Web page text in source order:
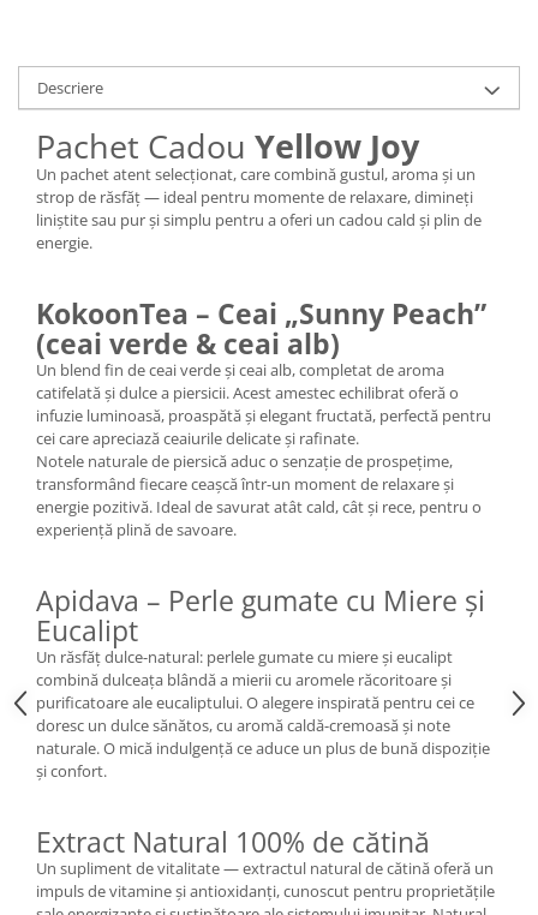
Descriere
Pachet Cadou Yellow Joy
Un pachet atent selecționat, care combină gustul, aroma și un
strop de răsfăț — ideal pentru momente de relaxare, dimineți
liniștite sau pur și simplu pentru a oferi un cadou cald și plin de
energie.
KokoonTea – Ceai „Sunny Peach”
(ceai verde & ceai alb)
Un blend fin de ceai verde și ceai alb, completat de aroma
catifelată și dulce a piersicii. Acest amestec echilibrat oferă o
infuzie luminoasă, proaspătă și elegant fructată, perfectă pentru
cei care apreciază ceaiurile delicate și rafinate.
Notele naturale de piersică aduc o senzație de prospețime,
transformând fiecare ceașcă într-un moment de relaxare și
energie pozitivă. Ideal de savurat atât cald, cât și rece, pentru o
experiență plină de savoare.
Apidava – Perle gumate cu Miere și
Eucalipt
Un răsfăț dulce-natural: perlele gumate cu miere și eucalipt
combină dulceața blândă a mierii cu aromele răcoritoare și
purificatoare ale eucaliptului. O alegere inspirată pentru cei ce
doresc un dulce sănătos, cu aromă caldă-cremoasă și note
naturale. O mică indulgență ce aduce un plus de bună dispoziție
și confort.
Extract Natural 100% de cătină
Un supliment de vitalitate — extractul natural de cătină oferă un
impuls de vitamine și antioxidanți, cunoscut pentru proprietățile